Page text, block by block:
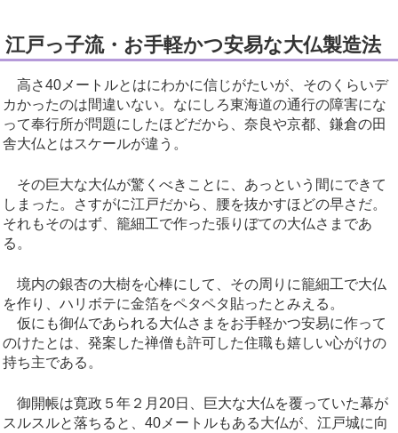
江戸っ子流・お手軽かつ安易な大仏製造法
高さ40メートルとはにわかに信じがたいが、そのくらいデ
カかったのは間違いない。なにしろ東海道の通行の障害にな
って奉行所が問題にしたほどだから、奈良や京都、鎌倉の田
舎大仏とはスケールが違う。
その巨大な大仏が驚くべきことに、あっという間にできて
しまった。さすがに江戸だから、腰を抜かすほどの早さだ。
それもそのはず、籠細工で作った張りぼての大仏さまであ
る。
境内の銀杏の大樹を心棒にして、その周りに籠細工で大仏
を作り、ハリボテに金箔をペタペタ貼ったとみえる。
仮にも御仏であられる大仏さまをお手軽かつ安易に作って
のけたとは、発案した禅僧も許可した住職も嬉しい心がけの
持ち主である。
御開帳は寛政５年２月20日、巨大な大仏を覆っていた幕が
スルスルと落ちると、40メートルもある大仏が、江戸城に向